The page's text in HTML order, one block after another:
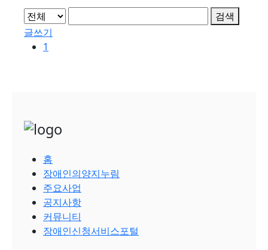
검색
글쓰기
1
홈
장애인의양지누림
주요사업
공지사항
커뮤니티
장애인신청서비스포털